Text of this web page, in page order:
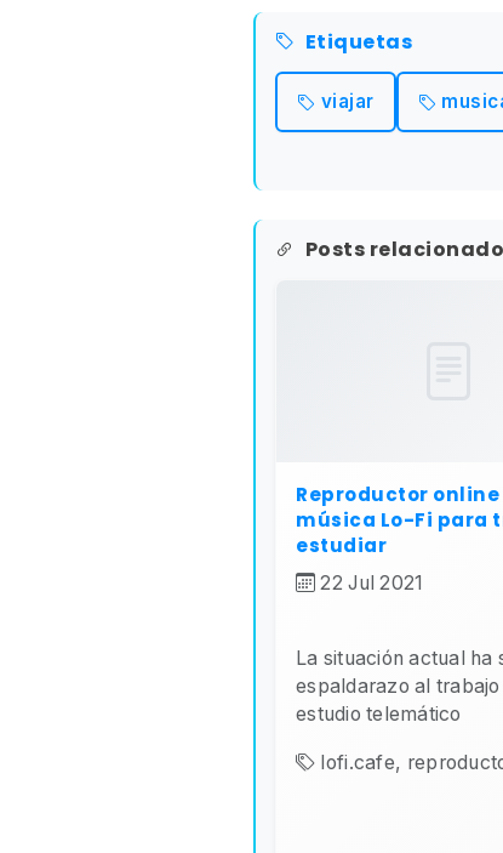
Etiquetas
viajar
Posts
Reproductor online
música Lo-Fi para
estudiar
22 Jul 2021
La situación actual ha
espaldarazo al
estudio telemático
lofi.cafe,